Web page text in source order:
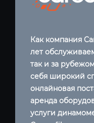
Как компания
лет
так и за
себя широкий
онлайновая
аренда
услуги